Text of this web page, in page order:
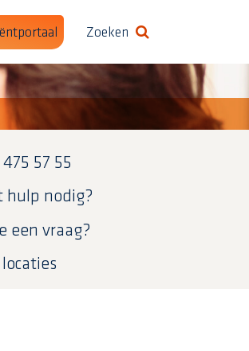
Zoeken
57 55
hulp nodig?
een vraag?
locaties